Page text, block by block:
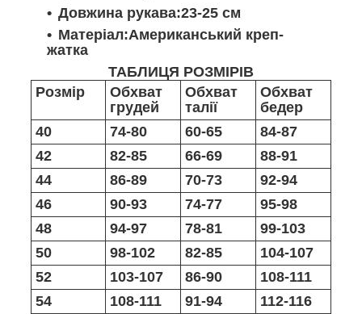
Довжина рукава:23-25 см
Матеріал:Американський креп-
жатка
ТАБЛИЦЯ РОЗМІРІВ
Розмір
Обхват
грудей
Обхват
талії
Обхват
бедер
40
74-80 60-65
84-87
42
82-85 66-69
88-91
44
86-89 70-73
92-94
46
90-93 74-77
95-98
48
94-97 78-81
99-103
50
98-102 82-85
104-107
52
103-107 86-90
108-111
54
108-111 91-94
112-116